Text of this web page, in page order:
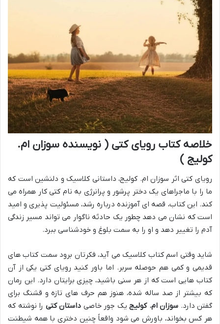
خلاصه کتاب رویای کتی ( نویسنده سوزان ام.
کولیج )
رویای کتی اثر سوزان ام. کولیج، داستانی کلاسیک و دلنشین است که
ما را با ماجراهای یک دختر پرشور و پرانرژی به نام کتی کار همراه می
کند. این کتاب، قصه ای آموزنده درباره رشد، مسئولیت پذیری و امید
است که نشان می دهد چطور یک حادثه ناگوار می تواند مسیر زندگی
آدم را تغییر دهد و او را به سمت بلوغ و خودشناسی ببرد.
شاید وقتی اسم کتاب کلاسیک می آید، فکرتان برود سمت کتاب های
قدیمی و کمی هم حوصله سربر. اما باور کنید رویای کتی یکی از آن
کتاب هایی است که از هر سنی باشید، چیزی برایتان دارد. این رمان
که بیشتر از صد ساله شده، هنوز هم حرف های تازه و قشنگ برای
گفتن دارد. سوزان ام. کولیج یک جور خاصی داستان کتی را نوشته که
هر کس بخواند، باورش می شود واقعاً چنین دختری با همه شیطنت